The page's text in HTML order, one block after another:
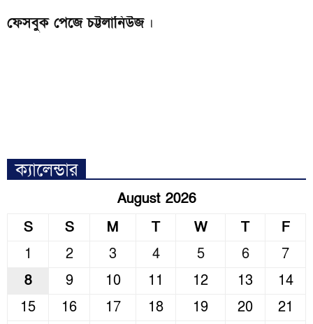
ফেসবুক পেজে চট্টলানিউজ ।
ক্যালেন্ডার
August 2026
S
S M T W T
F
1
2 3 4 5 6
7
8
9 10 11 12 13
14
15
16 17 18 19 20
21